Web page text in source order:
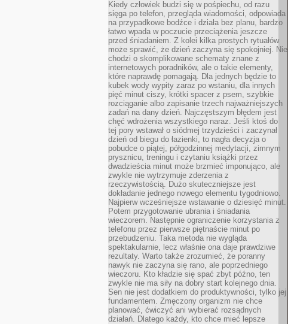
Kiedy człowiek budzi się w pośpiechu, od razu
sięga po telefon, przegląda wiadomości, odpowiada
na przypadkowe bodźce i działa bez planu, bardzo
łatwo wpada w poczucie przeciążenia jeszcze
przed śniadaniem. Z kolei kilka prostych rytuałów
może sprawić, że dzień zaczyna się spokojniej. Nie
chodzi o skomplikowane schematy znane z
internetowych poradników, ale o takie elementy,
które naprawdę pomagają. Dla jednych będzie to
kubek wody wypity zaraz po wstaniu, dla innych
pięć minut ciszy, krótki spacer z psem, szybkie
rozciąganie albo zapisanie trzech najważniejszych
zadań na dany dzień. Najczęstszym błędem jest
chęć wdrożenia wszystkiego naraz. Jeśli ktoś do
tej pory wstawał o siódmej trzydzieści i zaczynał
dzień od biegu do łazienki, to nagła decyzja o
pobudce o piątej, półgodzinnej medytacji, zimnym
prysznicu, treningu i czytaniu książki przez
dwadzieścia minut może brzmieć imponująco, ale
zwykle nie wytrzymuje zderzenia z
rzeczywistością. Dużo skuteczniejsze jest
dokładanie jednego nowego elementu tygodniowo.
Najpierw wcześniejsze wstawanie o dziesięć minut.
Potem przygotowanie ubrania i śniadania
wieczorem. Następnie ograniczenie korzystania z
telefonu przez pierwsze piętnaście minut po
przebudzeniu. Taka metoda nie wygląda
spektakularnie, lecz właśnie ona daje prawdziwe
rezultaty. Warto także zrozumieć, że poranny
nawyk nie zaczyna się rano, ale poprzedniego
wieczoru. Kto kładzie się spać zbyt późno, ten
zwykle nie ma siły na dobry start kolejnego dnia.
Sen nie jest dodatkiem do produktywności, tylko jej
fundamentem. Zmęczony organizm nie chce
planować, ćwiczyć ani wybierać rozsądnych
działań. Dlatego każdy, kto chce mieć lepsze